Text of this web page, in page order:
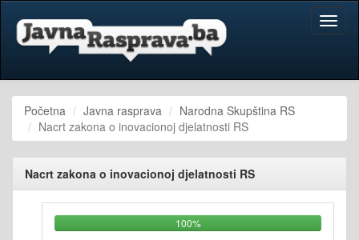
Početna Javna rasprava
Narodna Skupština RS
Nacrt zakona o inovacionoj djelatnosti RS
Nacrt zakona o inovacionoj djelatnosti RS
100%